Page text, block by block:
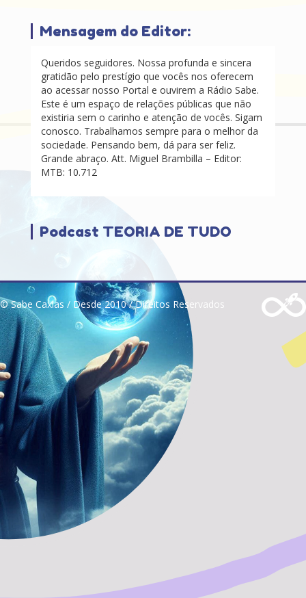
Mensagem do Editor:
Queridos seguidores. Nossa profunda e sincera
gratidão pelo prestígio que vocês nos oferecem
ao acessar nosso Portal e ouvirem a Rádio Sabe.
Este é um espaço de relações públicas que não
existiria sem o carinho e atenção de vocês. Sigam
conosco. Trabalhamos sempre para o melhor da
sociedade. Pensando bem, dá para ser feliz.
Grande abraço. Att. Miguel Brambilla – Editor:
MTB: 10.712
Podcast TEORIA DE TUDO
© Sabe Caxias / Desde 2010 / Direitos Reservados